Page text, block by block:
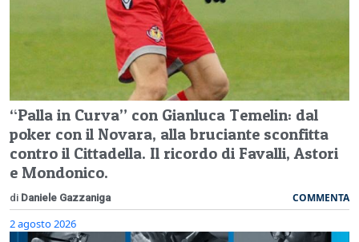
“Palla in Curva” con Gianluca Temelin: dal
poker con il Novara, alla bruciante sconfitta
contro il Cittadella. Il ricordo di Favalli, Astori
e Mondonico.
di Daniele Gazzaniga COMMENTA
2 agosto 2026